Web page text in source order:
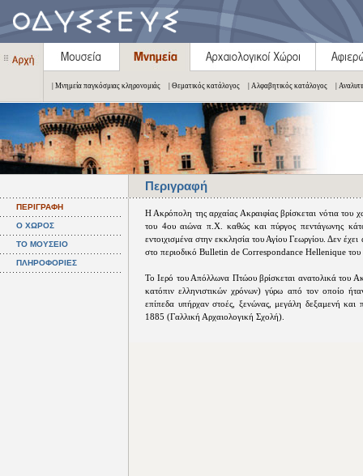
| Μνημεία παγκόσμιας κληρονομιάς | Θεματικός κατάλογος | Αλφαβητικός κατάλογος |
Περιγραφή
ΠΕΡΙΓΡΑΦΗ
Ο ΧΩΡΟΣ
ΤΟ ΜΟΥΣΕΙΟ
ΠΛΗΡΟΦΟΡΙΕΣ
Η Ακρόπολη της αρχαίας Ακραιφίας βρίσκεται νότια
του 4ου αιώνα π.Χ. καθώς και πύργος πεντάγωνης
εντοιχισμένα στην εκκλησία του Αγίου Γεωργίου. Δεν
στο περιοδικό Bulletin de Correspondance Hellenique
Το Ιερό του Απόλλωνα Πτώου βρίσκεται ανατολικά του
κατόπιν ελληνιστικών χρόνων) γύρω από τον οποίο
επίπεδα υπήρχαν στοές, ξενώνας, μεγάλη δεξαμενή
1885 (Γαλλική Αρχαιολογική Σχολή).